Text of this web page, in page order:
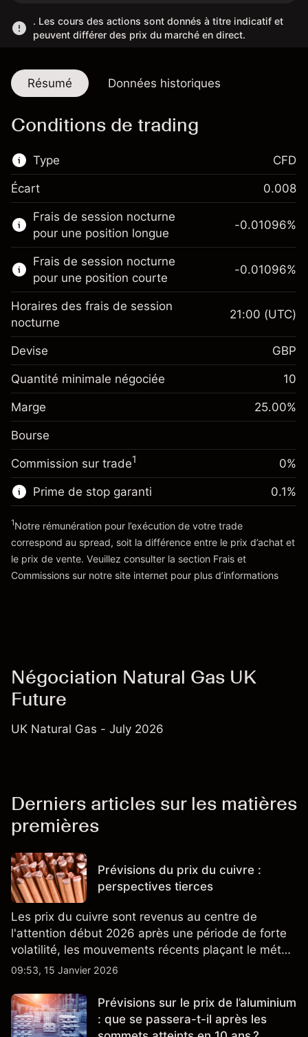
. Les cours des actions sont donnés à titre indicatif et
peuvent différer des prix du marché en direct.
Résumé Données historiques
Conditions de trading
Type
Ce marché financier est disponible pour le
trading de CFD.
En savoir plus sur :
CFD
CFD
Écart 0.008
Frais de session nocturne
pour une position longue
Marge. Votre
investissement
Ajustement des fonds de
Frais sur la valeur totale de la
position
-0.01096
%
Taille de la position avec effet de levier
Valeur nominale avec effet de levier
~£3,000.00
Vers la plateforme
-0.01096%
Frais de session nocturne
pour une position courte
Marge. Votre
£1,000.00
Ajustement des fonds de
overnight
Frais sur la valeur totale de la
position
%
Taille de la position avec effet de levier
Valeur nominale avec effet de levier
~ £3,000.00
-0.01096%
Horaires des frais de session
nocturne
21:00 (UTC)
Devise GBP
Quantité minimale négociée 10
Marge 25.00%
Bourse
Commission sur trade1 0%
Prime de stop garanti
'Tarifs et Frais
0.1%
1Notre rémunération pour l’exécution de votre trade
correspond au spread, soit la différence entre le prix d’achat et
le prix de vente. Veuillez consulter la section Frais et
Commissions sur notre site internet pour plus d’informations
Négociation Natural Gas UK
Future
UK Natural Gas - July 2026
Derniers articles sur les matières
premières
Prévisions du prix du cuivre :
perspectives tierces
Les prix du cuivre sont revenus au centre de
l'attention début 2026 après une période de forte
volatilité, les mouvements récents plaçant le métal
près de niveaux jamais atteints auparavant sur les
09:53, 15 Janvier 2026
Prévisions sur le prix de l’aluminium
: que se passera-t-il après les